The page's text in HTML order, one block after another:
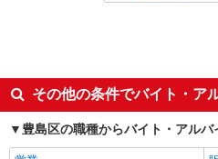
即日勤務OK
Web面接OK
ミドル（40代～）活躍中
その他の条件でバイト・ア
豊島区の職種からバイト・アル